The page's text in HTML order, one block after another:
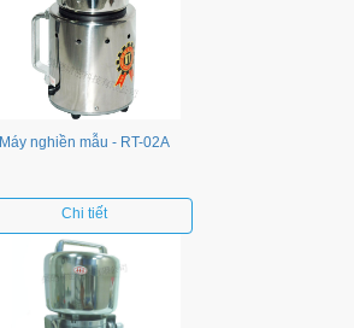
Máy nghiền mẫu - RT-02A
Chi tiết